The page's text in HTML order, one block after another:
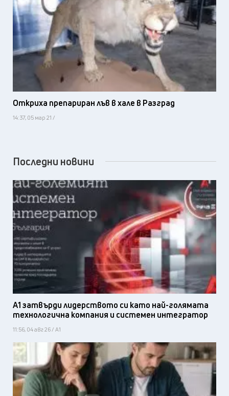
Откриха препариран лъв в хале в Разград
14:37, 05 мар 21 /
Последни новини
А1 затвърди лидерството си като най-голямата
технологична компания и системен интегратор
11:56, 04 авг 26 / А1